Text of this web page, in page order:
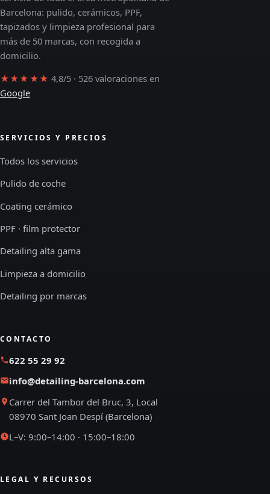
Barcelona: pulido, cerámicos, PPF,
tapizados y limpieza profesional para
más de 50 marcas, con recogida a
domicilio.
★★★★★ 4,8/5 · 526 valoraciones en
Google
SERVICIOS Y PRECIOS
Todos los servicios
Pulido de coche
Coating cerámico
PPF · film protector
Detailing alta gama
Limpieza a domicilio
Detailing por marcas
CONTACTO
622 55 29 92
info@detailing-barcelona.com
Carrer del Tambor del Bruc, 3, Local
08970 Sant Joan Despí (Barcelona)
L–V: 9:00–14:00 · 15:00–18:00
LEGAL Y RECURSOS